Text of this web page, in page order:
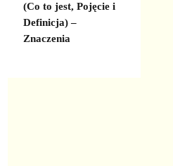
(Co to jest, Pojęcie i
Definicja) –
Znaczenia